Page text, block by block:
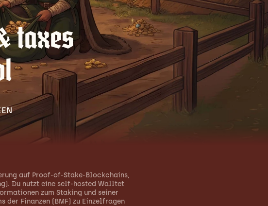
taxes
EN
auf Proof-of-Stake-Blockchains,
Du nutzt eine self-hosted Walltet
zum Staking und seiner
der Finanzen (BMF) zu Einzelfragen